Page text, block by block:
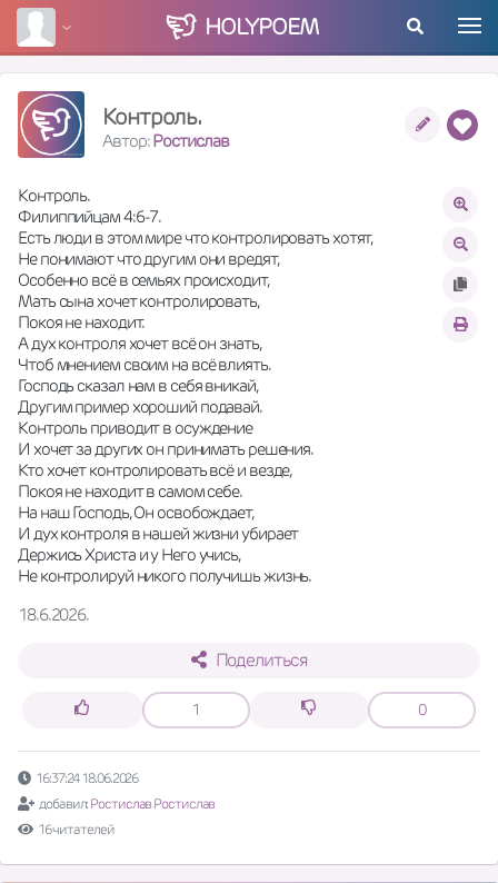
HOLYPOEM
Контроль.
Автор:Ростислав
Контроль.
Филиппийцам 4:6-7.
Есть люди в этом мире что контролировать хотят,
Не понимают что другим они вредят,
Особенно всё в семьях происходит,
Мать сына хочет контролировать,
Покоя не находит.
А дух контроля хочет всё он знать,
Чтоб мнением своим на всё влиять.
Господь сказал нам в себя вникай,
Другим пример хороший подавай.
Контроль приводит в осуждение
И хочет за других он принимать решения.
Кто хочет контролировать всё и везде,
Покоя не находит в самом себе.
На наш Господь, Он освобождает,
И дух контроля в нашей жизни убирает
Держись Христа и у Него учись,
Не контролируй никого получишь жизнь.
18.6.2026.
Поделиться
1 0
16:37:24 18.06.2026
добавил: Ростислав Ростислав
16 читателей